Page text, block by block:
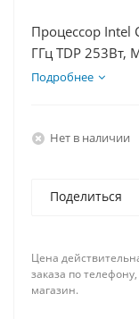
Процессор Intel
ГГц TDP 253Вт,
E, Видеокарта
Подробнее
Нет в наличии
Поделиться
Цена
заказа по
магазин.